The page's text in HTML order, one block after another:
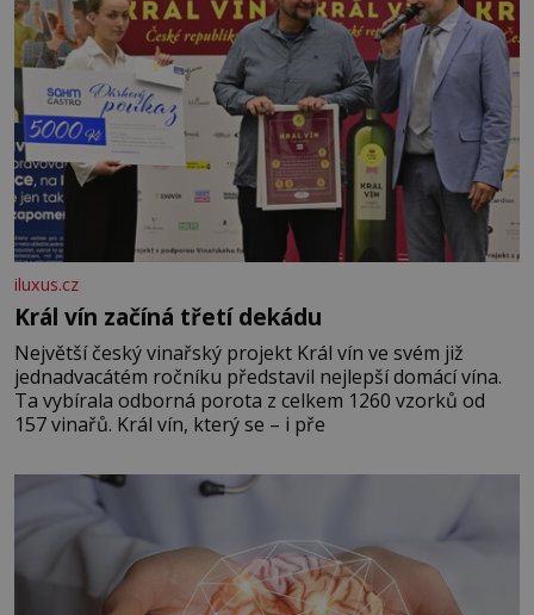
iluxus.cz
Král vín začíná třetí dekádu
Největší český vinařský projekt Král vín ve svém již
jednadvacátém ročníku představil nejlepší domácí vína.
Ta vybírala odborná porota z celkem 1260 vzorků od
157 vinařů. Král vín, který se – i pře